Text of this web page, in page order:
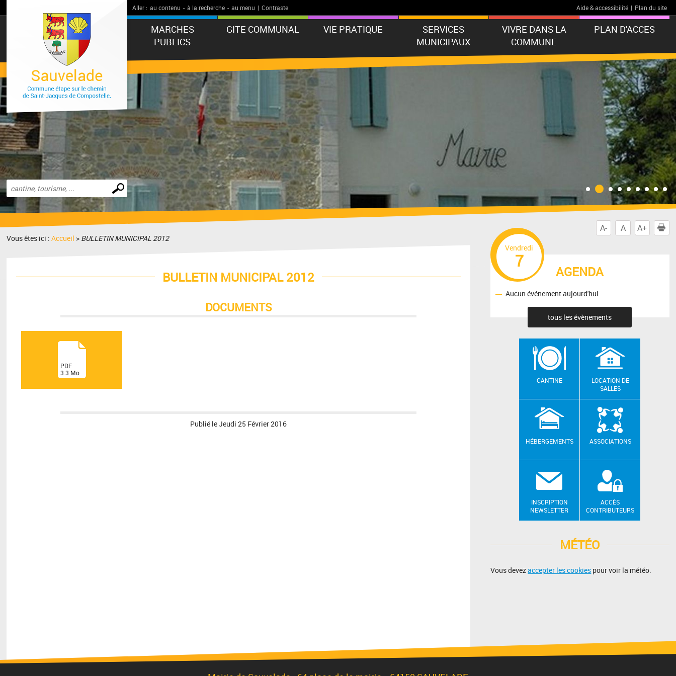
Aller : au contenu - à la recherche - au menu | Contraste Aide & accessibilité | Plan du site
MARCHES
PUBLICS
GITE COMMUNAL VIE PRATIQUE
SERVICES
MUNICIPAUX
VIVRE DANS LA
COMMUNE
PLAN D'ACCES
Effectuer
une
recherche
A- A A+
Vous êtes ici :Accueil > BULLETIN MUNICIPAL 2012
BULLETIN MUNICIPAL 2012
DOCUMENTS
(PDF
3.3 Mo
)
Publié leJeudi 25 Février 2016
AGENDA
Vendredi
7
Aucun événement aujourd'hui
tous les évènements
CANTINE
LOCATION DE
SALLES
HÉBERGEMENTS ASSOCIATIONS
INSCRIPTION
NEWSLETTER
ACCÈS
CONTRIBUTEURS
MÉTÉO
Vous devezaccepter les cookies pour voir la météo.